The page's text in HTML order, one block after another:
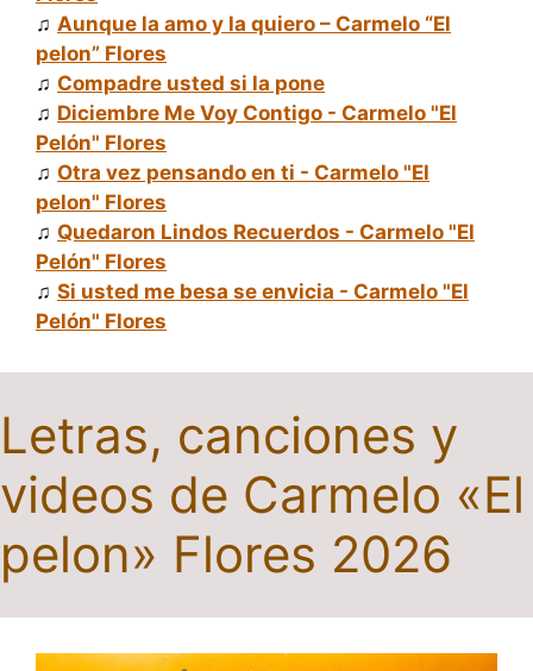
♫ Aunque la amo y la quiero – Carmelo “El
pelon” Flores
♫ Compadre usted si la pone
♫ Diciembre Me Voy Contigo - Carmelo "El
Pelón" Flores
♫ Otra vez pensando en ti - Carmelo "El
pelon" Flores
♫ Quedaron Lindos Recuerdos - Carmelo "El
Pelón" Flores
♫ Si usted me besa se envicia - Carmelo "El
Pelón" Flores
Letras, canciones y
videos de Carmelo «El
pelon» Flores 2026